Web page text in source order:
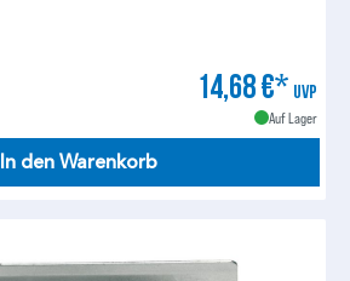
14,68 €* UVP
Auf Lager
In den Warenkorb